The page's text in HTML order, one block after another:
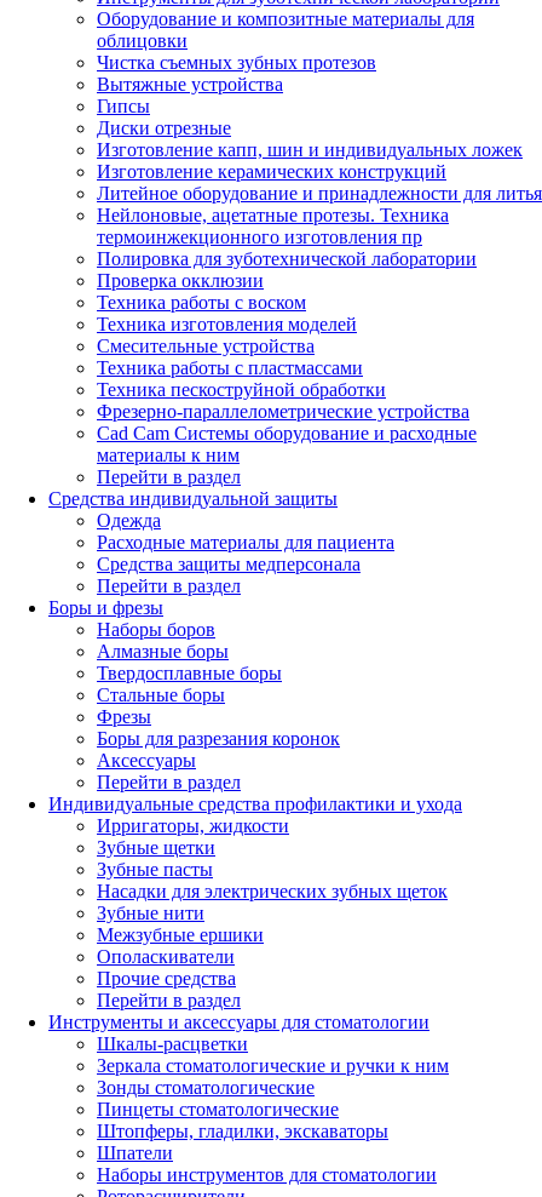
Оборудование и композитные материалы для
облицовки
Чистка съемных зубных протезов
Вытяжные устройства
Гипсы
Диски отрезные
Изготовление капп, шин и индивидуальных ложек
Изготовление керамических конструкций
Литейное оборудование и принадлежности для литья
Нейлоновые, ацетатные протезы. Техника
термоинжекционного изготовления пр
Полировка для зуботехнической лаборатории
Проверка окклюзии
Техника работы с воском
Техника изготовления моделей
Смесительные устройства
Техника работы с пластмассами
Техника пескоструйной обработки
Фрезерно-параллелометрические устройства
Cad Cam Системы оборудование и расходные
материалы к ним
Перейти в раздел
Средства индивидуальной защиты
Одежда
Расходные материалы для пациента
Средства защиты медперсонала
Перейти в раздел
Боры и фрезы
Наборы боров
Алмазные боры
Твердосплавные боры
Стальные боры
Фрезы
Боры для разрезания коронок
Аксессуары
Перейти в раздел
Индивидуальные средства профилактики и ухода
Ирригаторы, жидкости
Зубные щетки
Зубные пасты
Насадки для электрических зубных щеток
Зубные нити
Межзубные ершики
Ополаскиватели
Прочие средства
Перейти в раздел
Инструменты и аксессуары для стоматологии
Шкалы-расцветки
Зеркала стоматологические и ручки к ним
Зонды стоматологические
Пинцеты стоматологические
Штопферы, гладилки, экскаваторы
Шпатели
Наборы инструментов для стоматологии